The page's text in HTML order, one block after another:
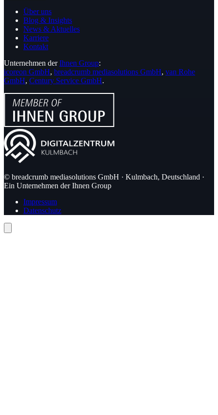
Über uns
Blog & Insights
News & Aktuelles
Karriere
Kontakt
Unternehmen derIhnen Group:
icoreon GmbH, breadcrumb mediasolutions GmbH, van Rohe
GmbH, Century Service GmbH.
© breadcrumb mediasolutions GmbH · Kulmbach, Deutschland ·
Ein Unternehmen der Ihnen Group
Impressum
Datenschutz